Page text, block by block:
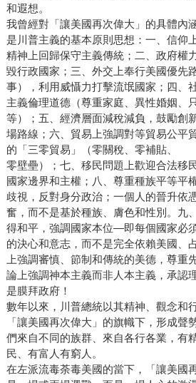
和遐想。
我曾經對「讓美國再次偉大」的具體內
是川普主義的基本原則思想：一、信仰
精神上回歸保守主義傳統；二、政府權
毀行政國家；三、外交上奉行美國優先
事），利用威懾力打擊流氓國家；四、
主義倫理道德（尊重家庭、異性婚姻、
等）；五、經濟層面減稅減負，鼓勵創
場路線；六、貿易上強調對等貿易公平
的「三零貿易」（零關稅、零補貼、
零壁壘）；七、移民問題上歡迎合法移
國家邊界和主權；八、尊重種族平等平
歧視，反對身分政治；一個人的晉升依
奮，而不是基於種族、膚色和性別。九
得和平，強調國家本位—即每個國家必
的決心和意志，而不是完全依賴美國、
上強調審慎、節制和傳統的美德，尊重
論上強調神本主義而非人本主義，承認
是膜拜政府！
數年以來，川普總統以其精神、觀念和
「讓美國再次偉大」的旗幟下，形成聲
們來自不同的族群、來自各行各業，有
民、有富人有窮人。
在左派流毒荼毒美國的當下，「讓美國